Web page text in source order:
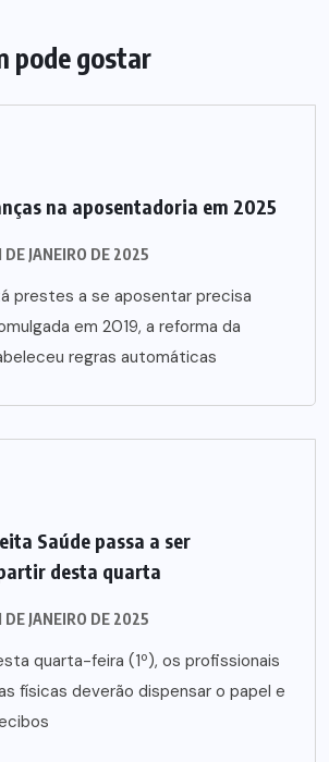
pode gostar
na aposentadoria em 2025
DE JANEIRO DE 2025
prestes a se aposentar precisa
em 2019, a reforma da
regras automáticas
Saúde passa a ser
desta quarta
DE JANEIRO DE 2025
quarta-feira (1º), os profissionais
físicas deverão dispensar o papel e